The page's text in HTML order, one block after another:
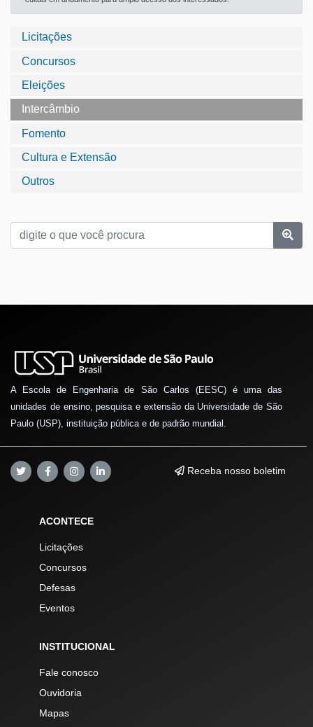
Licitações
Concursos
Eleições
Intercâmbio
Fomento
Cultura e Extensão
Outros
A Escola de Engenharia de São Carlos (EESC) é uma das
unidades de ensino, pesquisa e extensão da Universidade de São
Paulo (USP), instituição pública e de padrão mundial.
Receba nosso boletim
ACONTECE
Licitações
Concursos
Defesas
Eventos
INSTITUCIONAL
Fale conosco
Ouvidoria
Mapas